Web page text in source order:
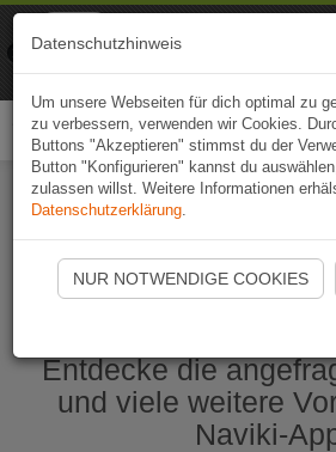
Naviki App jetzt
Entdecke die
und viele weitere
Naviki-
Datenschutzhinweis
Um unsere Webseiten für dich optimal zu
zu verbessern, verwenden wir Cookies.
Buttons "Akzeptieren" stimmst du der
Button "Konfigurieren" kannst du
zulassen willst. Weitere Informationen
Datenschutzerklärung.
NUR NOTWENDIGE COOKIES
Naviki